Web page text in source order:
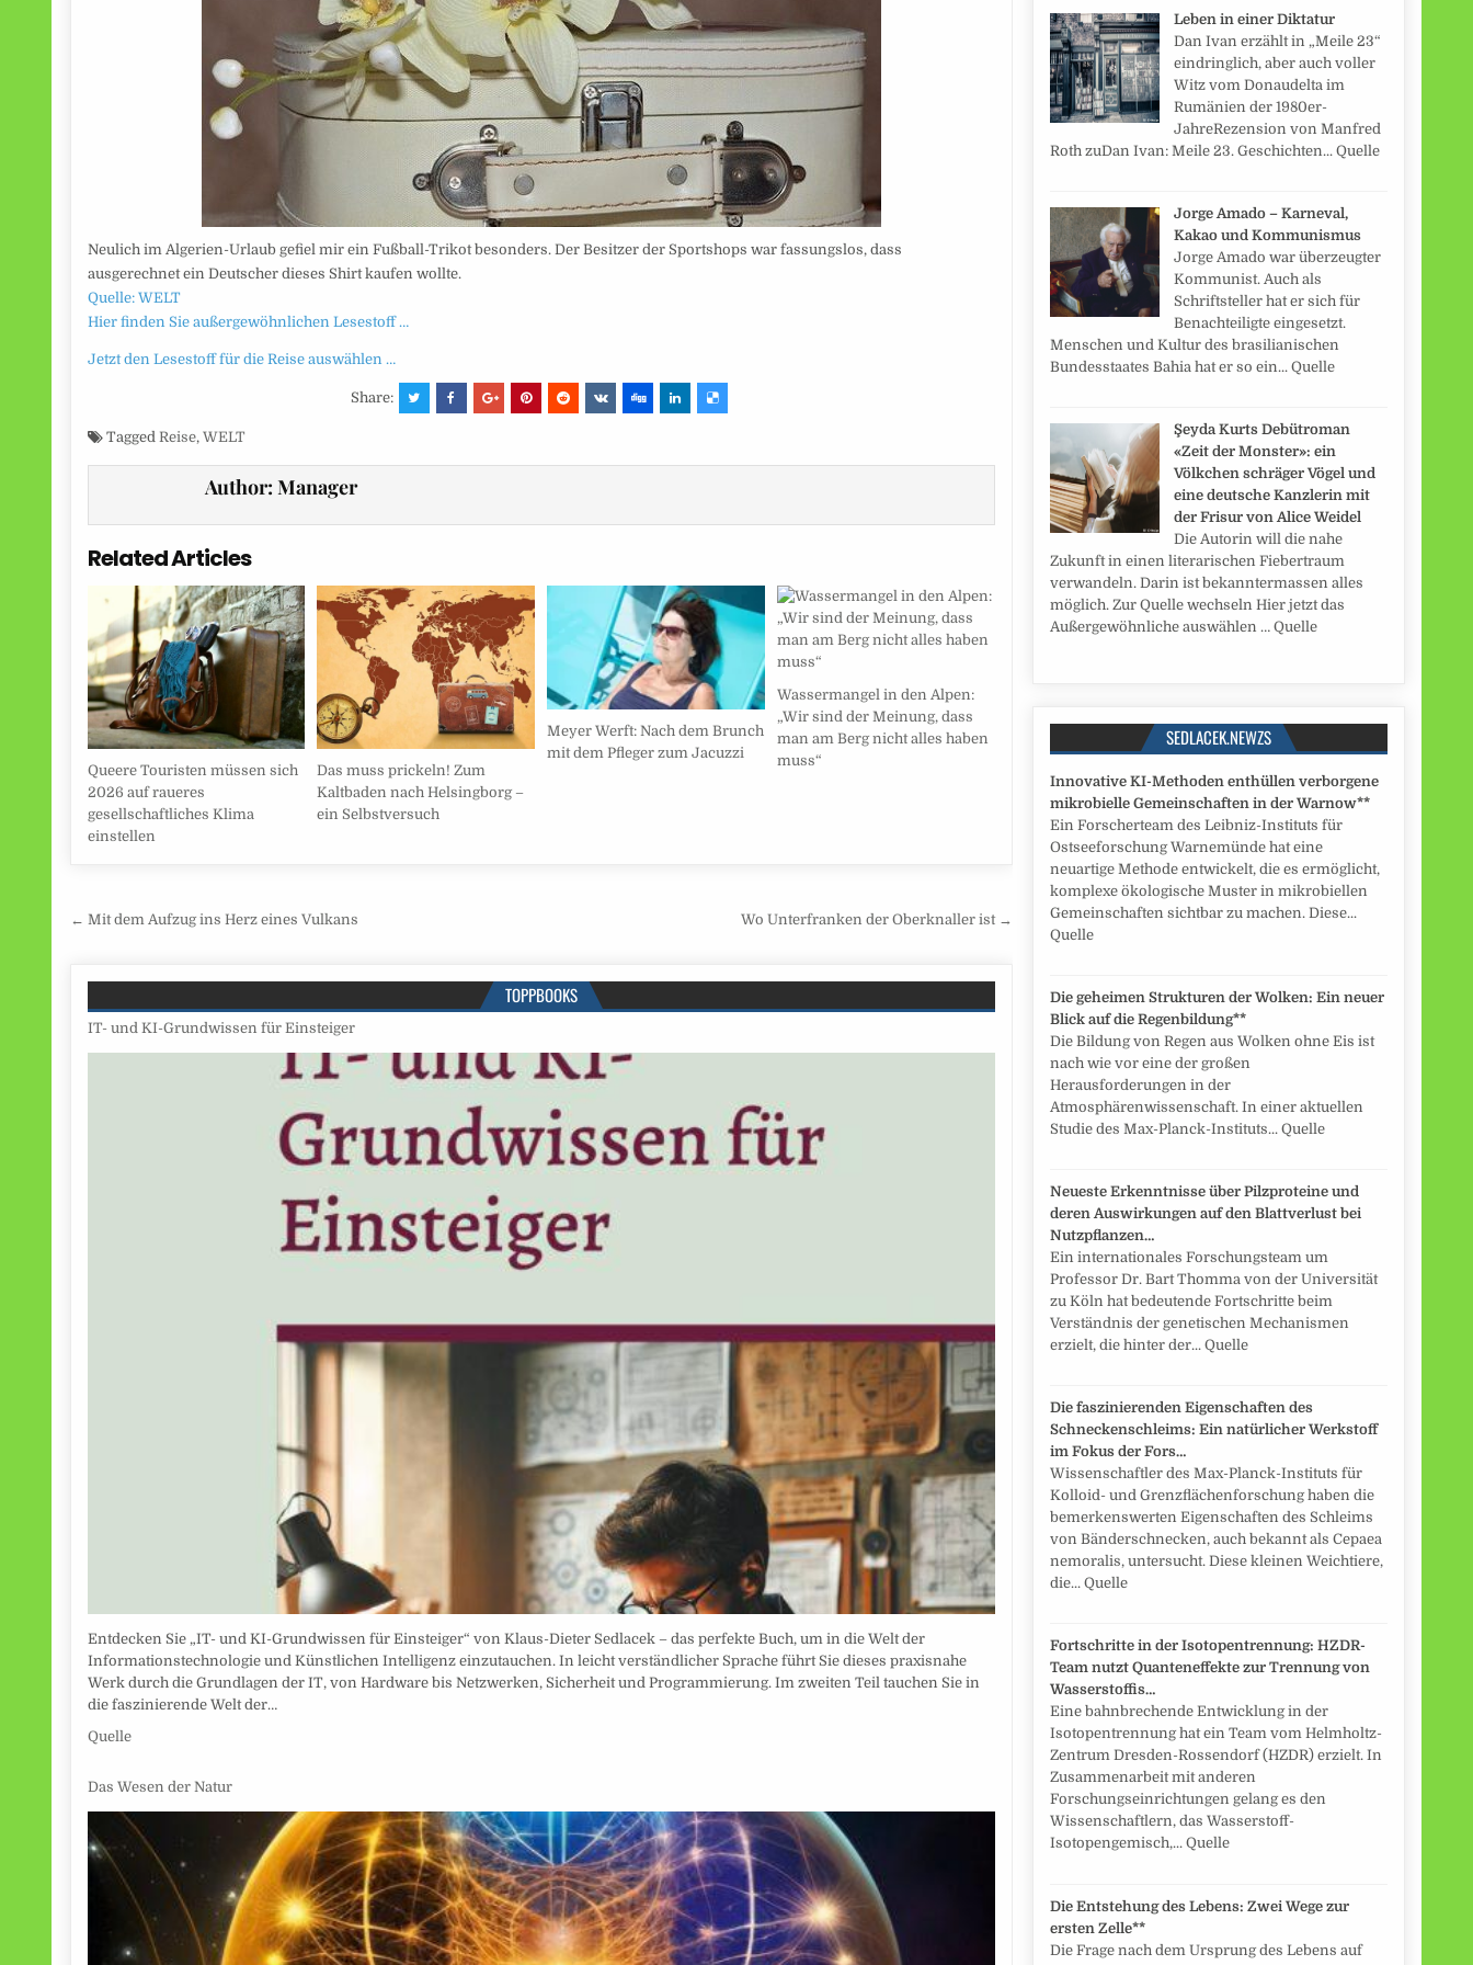
Neulich im Algerien-Urlaub gefiel mir ein Fußball-Trikot besonders. Der Besitzer der Sportshops war fassungslos, dass
ausgerechnet ein Deutscher dieses Shirt kaufen wollte.
Quelle: WELT
Hier finden Sie außergewöhnlichen Lesestoff …
Jetzt den Lesestoff für die Reise auswählen …
Share:
Tagged Reise, WELT
Author:Manager
Related Articles
Queere Touristen müssen sich
2026 auf raueres
gesellschaftliches Klima
einstellen
Das muss prickeln! Zum
Kaltbaden nach Helsingborg –
ein Selbstversuch
Meyer Werft: Nach dem Brunch
mit dem Pfleger zum Jacuzzi
Wassermangel in den Alpen:
„Wir sind der Meinung, dass
man am Berg nicht alles haben
muss“
Beitragsnavigation
← Mit dem Aufzug ins Herz eines Vulkans Wo Unterfranken der Oberknaller ist →
TOPPBOOKS
IT- und KI-Grundwissen für Einsteiger
Entdecken Sie „IT- und KI-Grundwissen für Einsteiger“ von Klaus-Dieter Sedlacek – das perfekte Buch, um in die Welt der
Informationstechnologie und Künstlichen Intelligenz einzutauchen. In leicht verständlicher Sprache führt Sie dieses praxisnahe
Werk durch die Grundlagen der IT, von Hardware bis Netzwerken, Sicherheit und Programmierung. Im zweiten Teil tauchen Sie in
die faszinierende Welt der…
Quelle
Das Wesen der Natur
Leben in einer Diktatur
Dan Ivan erzählt in „Meile 23“
eindringlich, aber auch voller
Witz vom Donaudelta im
Rumänien der 1980er-
JahreRezension von Manfred
Roth zuDan Ivan: Meile 23. Geschichten... Quelle
Jorge Amado – Karneval,
Kakao und Kommunismus
Jorge Amado war überzeugter
Kommunist. Auch als
Schriftsteller hat er sich für
Benachteiligte eingesetzt.
Menschen und Kultur des brasilianischen
Bundesstaates Bahia hat er so ein... Quelle
Şeyda Kurts Debütroman
«Zeit der Monster»: ein
Völkchen schräger Vögel und
eine deutsche Kanzlerin mit
der Frisur von Alice Weidel
Die Autorin will die nahe
Zukunft in einen literarischen Fiebertraum
verwandeln. Darin ist bekanntermassen alles
möglich. Zur Quelle wechseln Hier jetzt das
Außergewöhnliche auswählen … Quelle
SEDLACEK.NEWZS
Innovative KI-Methoden enthüllen verborgene
mikrobielle Gemeinschaften in der Warnow**
Ein Forscherteam des Leibniz-Instituts für
Ostseeforschung Warnemünde hat eine
neuartige Methode entwickelt, die es ermöglicht,
komplexe ökologische Muster in mikrobiellen
Gemeinschaften sichtbar zu machen. Diese...
Quelle
Die geheimen Strukturen der Wolken: Ein neuer
Blick auf die Regenbildung**
Die Bildung von Regen aus Wolken ohne Eis ist
nach wie vor eine der großen
Herausforderungen in der
Atmosphärenwissenschaft. In einer aktuellen
Studie des Max-Planck-Instituts... Quelle
Neueste Erkenntnisse über Pilzproteine und
deren Auswirkungen auf den Blattverlust bei
Nutzpflanzen…
Ein internationales Forschungsteam um
Professor Dr. Bart Thomma von der Universität
zu Köln hat bedeutende Fortschritte beim
Verständnis der genetischen Mechanismen
erzielt, die hinter der... Quelle
Die faszinierenden Eigenschaften des
Schneckenschleims: Ein natürlicher Werkstoff
im Fokus der Fors…
Wissenschaftler des Max-Planck-Instituts für
Kolloid- und Grenzflächenforschung haben die
bemerkenswerten Eigenschaften des Schleims
von Bänderschnecken, auch bekannt als Cepaea
nemoralis, untersucht. Diese kleinen Weichtiere,
die... Quelle
Fortschritte in der Isotopentrennung: HZDR-
Team nutzt Quanteneffekte zur Trennung von
Wasserstoffis…
Eine bahnbrechende Entwicklung in der
Isotopentrennung hat ein Team vom Helmholtz-
Zentrum Dresden-Rossendorf (HZDR) erzielt. In
Zusammenarbeit mit anderen
Forschungseinrichtungen gelang es den
Wissenschaftlern, das Wasserstoff-
Isotopengemisch,... Quelle
Die Entstehung des Lebens: Zwei Wege zur
ersten Zelle**
Die Frage nach dem Ursprung des Lebens auf